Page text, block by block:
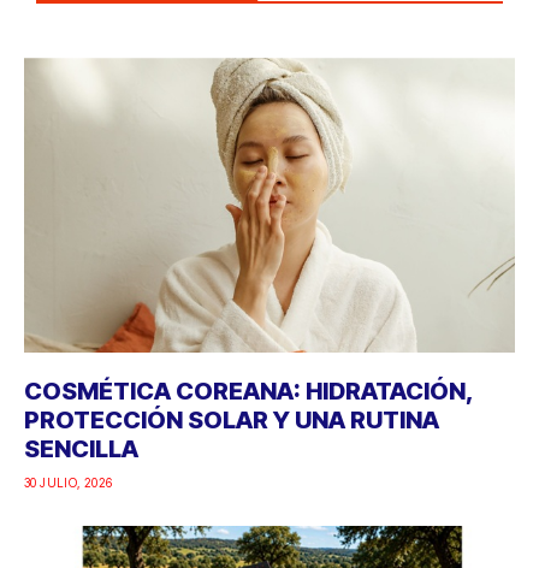
COSMÉTICA COREANA: HIDRATACIÓN,
PROTECCIÓN SOLAR Y UNA RUTINA
SENCILLA
30 JULIO, 2026